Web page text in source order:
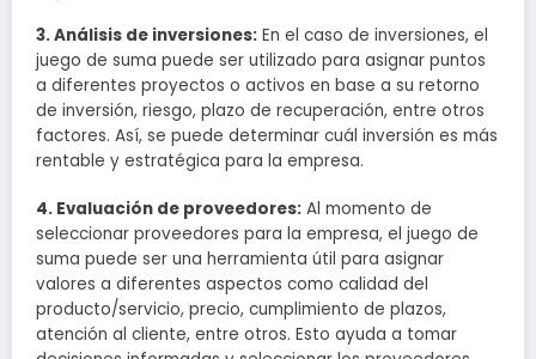
3. Análisis de inversiones: En el caso de inversiones, el
juego de suma puede ser utilizado para asignar puntos
a diferentes proyectos o activos en base a su retorno
de inversión, riesgo, plazo de recuperación, entre otros
factores. Así, se puede determinar cuál inversión es más
rentable y estratégica para la empresa.
4. Evaluación de proveedores: Al momento de
seleccionar proveedores para la empresa, el juego de
suma puede ser una herramienta útil para asignar
valores a diferentes aspectos como calidad del
producto/servicio, precio, cumplimiento de plazos,
atención al cliente, entre otros. Esto ayuda a tomar